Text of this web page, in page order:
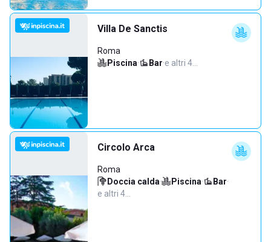
Villa De Sanctis
Roma
Piscina· Bar·e altri 4…
Circolo Arca
Roma
Doccia calda· Piscina· Bar·
e altri 4…